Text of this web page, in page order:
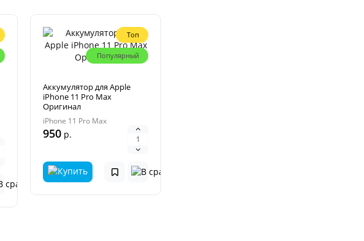
Топ
Популярный
Аккумулятор для Apple
iPhone 11 Pro Max
Оригинал
iPhone 11 Pro Max
950 р.